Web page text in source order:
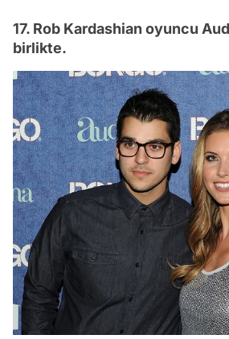
17. Rob Kardashian oyuncu
birlikte.